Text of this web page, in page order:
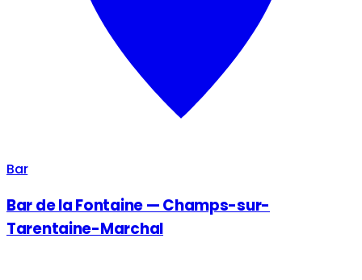
Bar
Bar de la Fontaine — Champs-sur-
Tarentaine-Marchal